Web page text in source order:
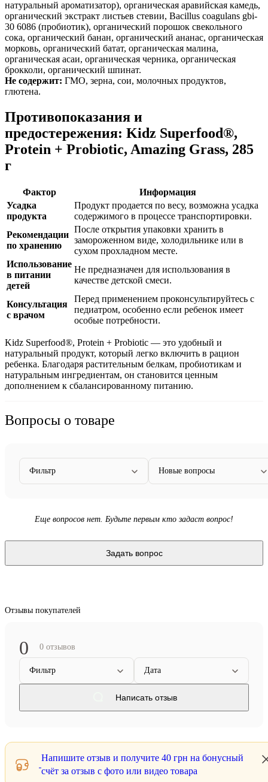
натуральный ароматизатор), органическая аравийская камедь,
органический экстракт листьев стевии, Bacillus coagulans gbi-
30 6086 (пробиотик), органический порошок свекольного
сока, органический банан, органический ананас, органическая
морковь, органический батат, органическая малина,
органическая асаи, органическая черника, органическая
брокколи, органический шпинат.
Не содержит: ГМО, зерна, сои, молочных продуктов,
глютена.
Противопоказания и
предостережения: Kidz Superfood®,
Protein + Probiotic, Amazing Grass, 285
г
Фактор
Информация
Усадка
продукта
Продукт продается по весу, возможна усадка
содержимого в процессе транспортировки.
Рекомендации
по хранению
После открытия упаковки хранить в
замороженном виде, холодильнике или в
сухом прохладном месте.
Использование
в питании
детей
Не предназначен для использования в
качестве детской смеси.
Консультация
с врачом
Перед применением проконсультируйтесь с
педиатром, особенно если ребенок имеет
особые потребности.
Kidz Superfood®, Protein + Probiotic — это удобный и
натуральный продукт, который легко включить в рацион
ребенка. Благодаря растительным белкам, пробиотикам и
натуральным ингредиентам, он становится ценным
дополнением к сбалансированному питанию.
Вопросы о товаре
Фильтр Новые вопросы
Еще вопросов нет. Будьте первым кто задаст вопрос!
Задать вопрос
Отзывы покупателей
0 0 отзывов
Фильтр Дата
Написать отзыв
Напишите отзыв и получите 40 грн на бонусный
счёт за отзыв с фото или видео товара